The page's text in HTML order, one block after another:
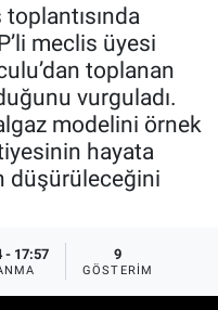
meclis üyesi
toplanan
vurguladı.
modelini örnek
hayata
düşürüleceğini
- 17:57 9
GÖSTERIM